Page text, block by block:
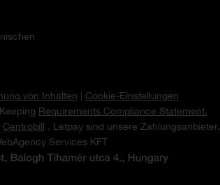
von Inhalten
Cookie-Einstellungen
Requirements Compliance Statement.
Centrobill , Letpay sind unsere Zahlungsanbieter.
Services KFT